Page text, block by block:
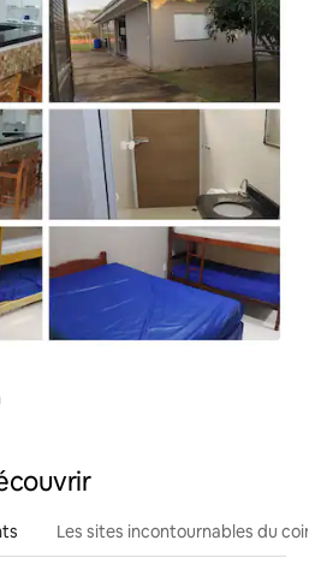
Les sites incontournables du coin